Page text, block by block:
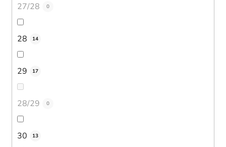
27/28 0
28 14
29 17
28/29 0
30 13